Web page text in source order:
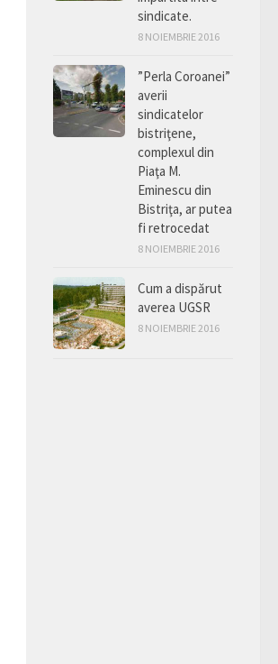
sindicate.
8 NOIEMBRIE 2016
”Perla Coroanei”
averii
sindicatelor
bistriţene,
complexul din
Piaţa M.
Eminescu din
Bistriţa, ar putea
fi retrocedat
8 NOIEMBRIE 2016
Cum a dispărut
averea UGSR
8 NOIEMBRIE 2016